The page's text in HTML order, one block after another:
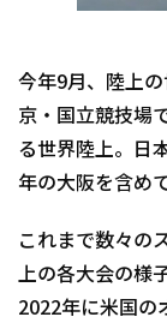
今年9月、陸上
京・国立競技場
る世界陸上。日
年の大阪を含め
これまで数々の
上の各大会の様
2022年に米国の